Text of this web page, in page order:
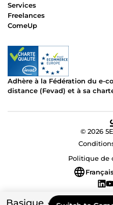
Services
Freelances
ComeUp
Adhère à la Fédération du e-
distance (Fevad) et à sa
© 2026
Politique de